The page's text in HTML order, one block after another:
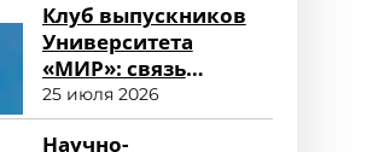
Клуб выпускников
Университета
«МИР»: связь
поколений и
карьерные
25 июля 2026
Научно-